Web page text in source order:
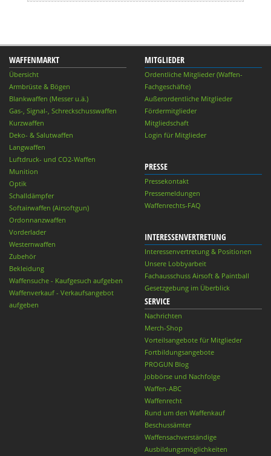
WAFFENMARKT
Übersicht
Armbrüste & Bögen
Blankwaffen (Messer u.ä.)
Gas-, Signal-, Schreckschusswaffen
Kurzwaffen
Deko- & Salutwaffen
Langwaffen
Luftdruck- und CO2-Waffen
Munition
Optik
Schalldämpfer
Softairwaffen (Airsoftgun)
Ordonnanzwaffen
Vorderlader
Westernwaffen
Zubehör
Bekleidung
Waffensuche - Kaufgesuch aufgeben
Waffenverkauf - Verkaufsangebot
aufgeben
MITGLIEDER
Ordentliche Mitglieder (Waffen-
Fachgeschäfte)
Außerordentliche Mitglieder
Fördermitglieder
Mitgliedschaft
Login für Mitglieder
PRESSE
Pressekontakt
Pressemeldungen
Waffenrechts-FAQ
INTERESSENVERTRETUNG
Interessenvertretung & Positionen
Unsere Lobbyarbeit
Fachausschuss Airsoft & Paintball
Gesetzgebung im Überblick
SERVICE
Nachrichten
Merch-Shop
Vorteilsangebote für Mitglieder
Fortbildungsangebote
PROGUN Blog
Jobbörse und Nachfolge
Waffen-ABC
Waffenrecht
Rund um den Waffenkauf
Beschussämter
Waffensachverständige
Ausbildungsmöglichkeiten